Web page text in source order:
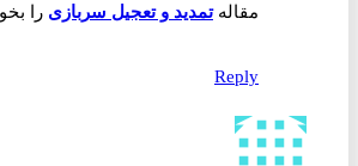
مقاله تمدید و تعجیل سربازیرا بخوانید.
Reply